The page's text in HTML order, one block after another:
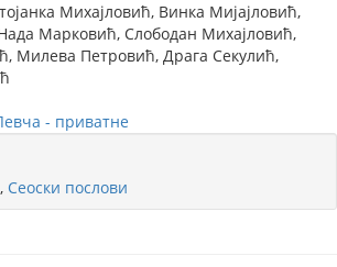
Михајловић, Винка Мијајловић,
Марковић, Слободан Михајловић,
Милева Петровић, Драга Секулић,
- приватне
, Сеоски послови